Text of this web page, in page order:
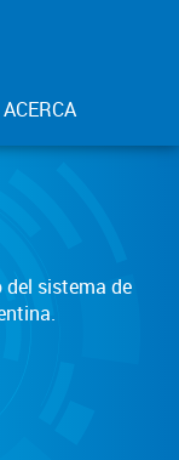
ACERCA
sistema de